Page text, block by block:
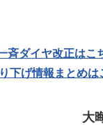
斉ダイヤ改正はこ
下げ情報まとめは
大